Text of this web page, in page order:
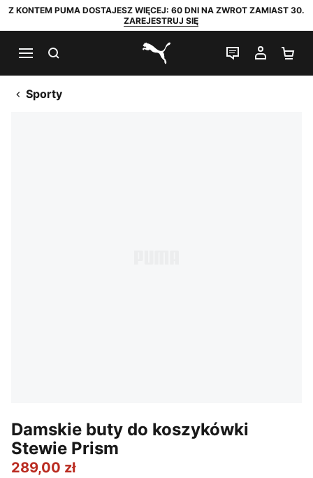
Z KONTEM PUMA DOSTAJESZ WIĘCEJ: 60 DNI NA ZWROT ZAMIAST 30.
ZAREJESTRUJ SIĘ
PUMA.com
CZAT NA
MOJE
Sporty
Damskie buty do koszykówki
Stewie Prism
289,00 zł